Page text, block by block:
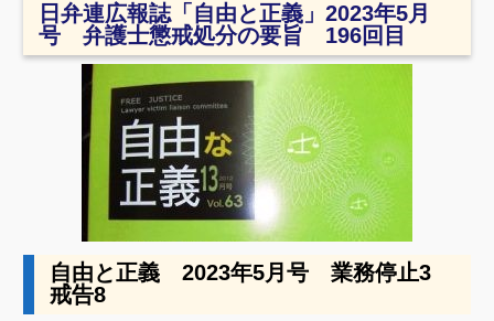
日弁連広報誌「自由と正義」2023年5月
号 弁護士懲戒処分の要旨 196回目
自由と正義 2023年5月号 業務停止3
戒告8